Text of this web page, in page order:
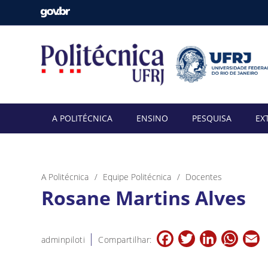
A POLITÉCNICA ENSINO PESQUISA
A Politécnica Equipe Politécnica Docentes
Rosane Martins Alves
adminpiloti Compartilhar: Facebook
TwitterLinkedIn